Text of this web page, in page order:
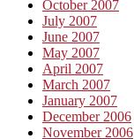
October 2007
July 2007
June 2007
May 2007
April 2007
March 2007
January 2007
December 2006
November 2006